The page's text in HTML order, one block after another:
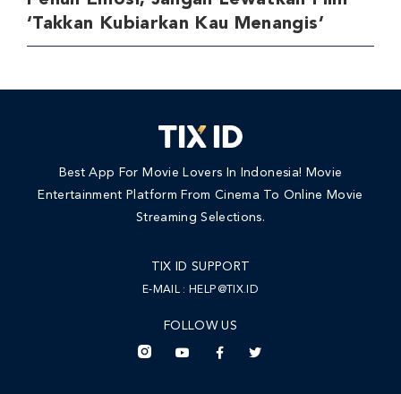
‘Takkan Kubiarkan Kau Menangis’
Best App For Movie Lovers In Indonesia! Movie
Entertainment Platform From Cinema To Online Movie
Streaming Selections.
TIX ID SUPPORT
E-MAIL : HELP@TIX.ID
FOLLOW US